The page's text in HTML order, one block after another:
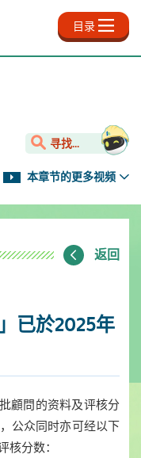
目录
寻找...
本章节的更多视频
返回
已於2025年
顧問的资料及评核分
公众同时亦可经以下
分数：